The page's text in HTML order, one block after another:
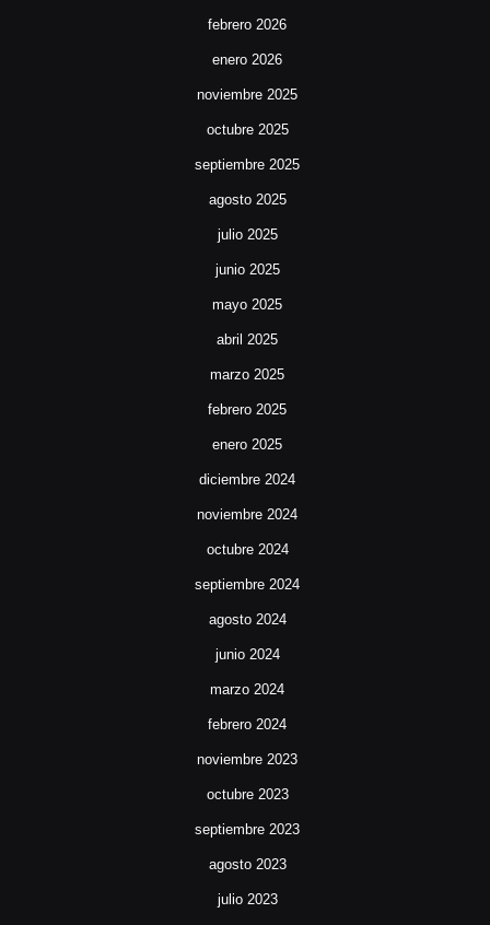
febrero 2026
enero 2026
noviembre 2025
octubre 2025
septiembre 2025
agosto 2025
julio 2025
junio 2025
mayo 2025
abril 2025
marzo 2025
febrero 2025
enero 2025
diciembre 2024
noviembre 2024
octubre 2024
septiembre 2024
agosto 2024
junio 2024
marzo 2024
febrero 2024
noviembre 2023
octubre 2023
septiembre 2023
agosto 2023
julio 2023